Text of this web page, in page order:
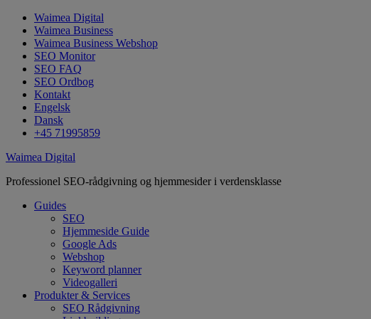
Waimea Digital
Waimea Business
Waimea Business Webshop
SEO Monitor
SEO FAQ
SEO Ordbog
Kontakt
Engelsk
Dansk
+45 71995859
Waimea Digital
Professionel SEO-rådgivning og hjemmesider i verdensklasse
Guides
SEO
Hjemmeside Guide
Google Ads
Webshop
Keyword planner
Videogalleri
Produkter & Services
SEO Rådgivning